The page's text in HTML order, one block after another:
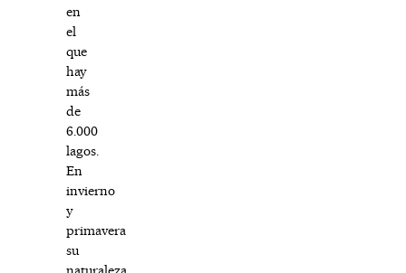
en
el
que
hay
más
de
6.000
lagos.
En
invierno
y
primavera
su
naturaleza